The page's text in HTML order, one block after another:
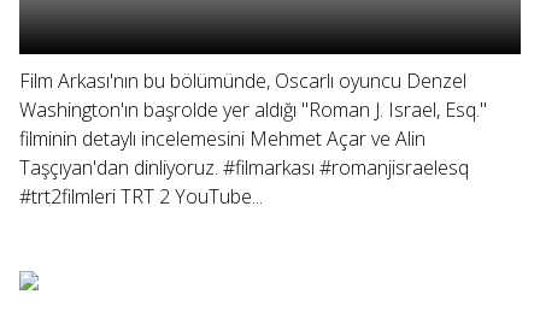
Film Arkası'nın bu bölümünde, Oscarlı oyuncu Denzel
Washington'ın başrolde yer aldığı "Roman J. Israel, Esq."
filminin detaylı incelemesini Mehmet Açar ve Alin
Taşçıyan'dan dinliyoruz. #filmarkası #romanjisraelesq
#trt2filmleri TRT 2 YouTube...